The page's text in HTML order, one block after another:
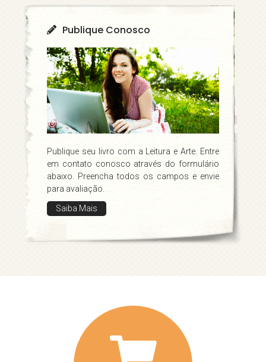
Publique Conosco
Publique seu livro com a Leitura e Arte. Entre
em contato conosco através do formulário
abaixo. Preencha todos os campos e envie
para avaliação.
Saiba Mais